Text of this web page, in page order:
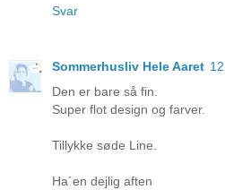
Svar
Sommerhusliv Hele Aaret
Den er bare så fin.
Super flot design og farver.
Tillykke søde Line.
Ha´en dejlig aften